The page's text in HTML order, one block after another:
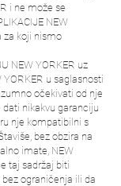
i ne može se
NEW
za koji nismo
NEW YORKER uz
u saglasnosti
očekivati od nje
nikakvu garanciju
nje kompatibilni s
bez obzira na
imate, NEW
taj sadržaj biti
ograničenja ili da